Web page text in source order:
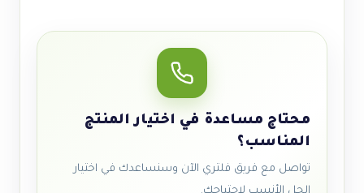
محتاج مساعدة في اختيار المنتج
المناسب؟
تواصل مع فريق فلتري الآن وسنساعدك في اختيار